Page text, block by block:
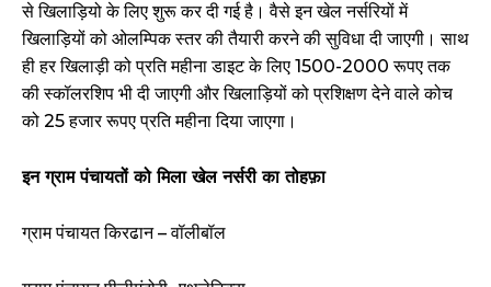
से खिलाड़ियो के लिए शुरू कर दी गई है। वैसे इन खेल नर्सरियों में
खिलाड़ियों को ओलम्पिक स्तर की तैयारी करने की सुविधा दी जाएगी। साथ
ही हर खिलाड़ी को प्रति महीना डाइट के लिए 1500-2000 रूपए तक
की स्कॉलरशिप भी दी जाएगी और खिलाड़ियों को प्रशिक्षण देने वाले कोच
को 25 हजार रूपए प्रति महीना दिया जाएगा।
इन ग्राम पंचायतों को मिला खेल नर्सरी का तोहफ़ा
ग्राम पंचायत किरढान – वॉलीबॉल